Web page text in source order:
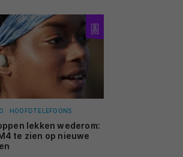
HOOFDTELEFOONS
lekken wederom:
te zien op nieuwe